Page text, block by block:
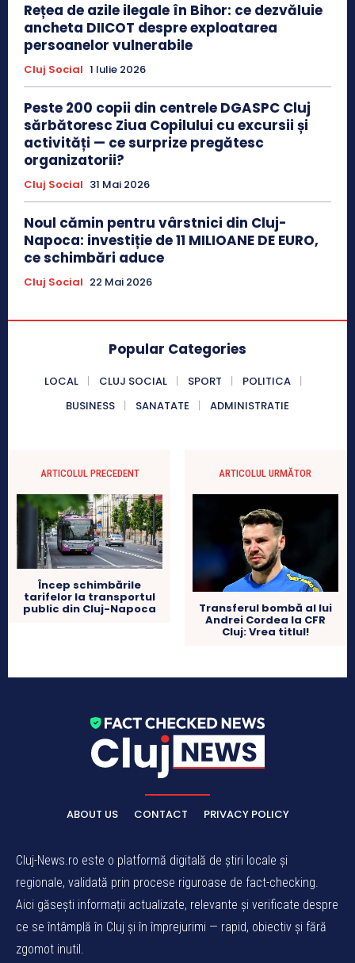
Rețea de azile ilegale în Bihor: ce dezvăluie
ancheta DIICOT despre exploatarea
persoanelor vulnerabile
Cluj Social 1 Iulie 2026
Peste 200 copii din centrele DGASPC Cluj
sărbătoresc Ziua Copilului cu excursii și
activități — ce surprize pregătesc
organizatorii?
Cluj Social 31 Mai 2026
Noul cămin pentru vârstnici din Cluj-
Napoca: investiție de 11 MILIOANE DE EURO,
ce schimbări aduce
Cluj Social 22 Mai 2026
Popular Categories
LOCAL CLUJ SOCIAL SPORT
POLITICA
BUSINESS
SANATATE ADMINISTRATIE
ARTICOLUL PRECEDENT
Încep schimbările
tarifelor la transportul
public din Cluj-Napoca
ARTICOLUL URMĂTOR
Transferul bombă al lui
Andrei Cordea la CFR
Cluj: Vrea titlul!
ABOUT US CONTACT PRIVACY POLICY
Cluj-News.ro este o platformă digitală de știri locale și
regionale, validată prin procese riguroase de fact-checking.
Aici găsești informații actualizate, relevante și verificate despre
ce se întâmplă în Cluj și în împrejurimi — rapid, obiectiv și fără
zgomot inutil.